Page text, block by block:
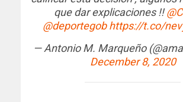
que dar explicaciones !!
@deportegob https://t.co/
— Antonio M. Marqueño
December 8, 2020